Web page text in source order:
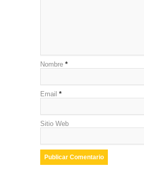
Nombre *
Email *
Sitio Web